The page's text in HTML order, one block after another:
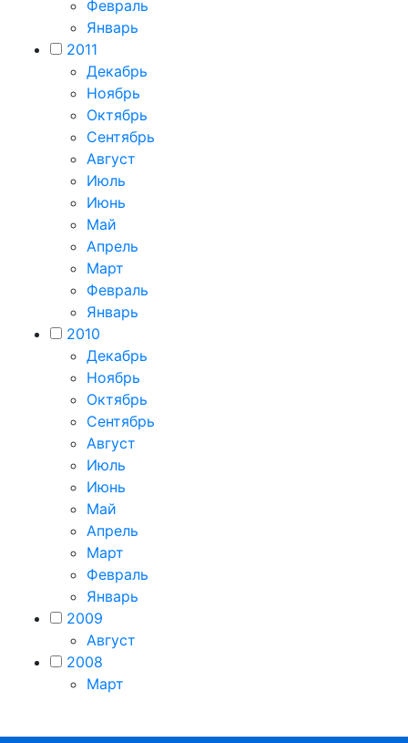
Февраль
Январь
2011
Декабрь
Ноябрь
Октябрь
Сентябрь
Август
Июль
Июнь
Май
Апрель
Март
Февраль
Январь
2010
Декабрь
Ноябрь
Октябрь
Сентябрь
Август
Июль
Июнь
Май
Апрель
Март
Февраль
Январь
2009
Август
2008
Март